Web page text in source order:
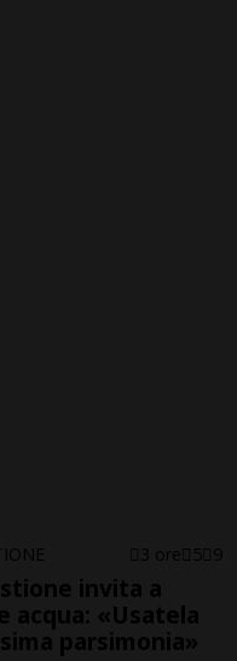
3 ore 5 9
invita a
acqua: «Usatela
parsimonia»